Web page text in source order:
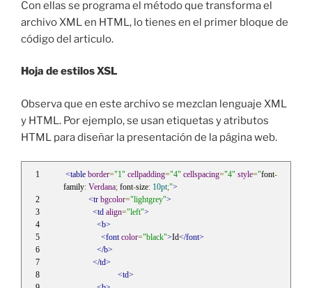
Con ellas se programa el método que transforma el
archivo XML en HTML, lo tienes en el primer bloque de
código del articulo.
Hoja de estilos XSL
Observa que en este archivo se mezclan lenguaje XML
y HTML. Por ejemplo, se usan etiquetas y atributos
HTML para diseñar la presentación de la página web.
<table border="1" cellpadding="4" cellspacing="4" style="font-
family: Verdana; font-size: 10pt;">
<tr bgcolor="lightgrey">
<td align="left">
<b>
<font color="black">Id</font>
</b>
</td>
<td>